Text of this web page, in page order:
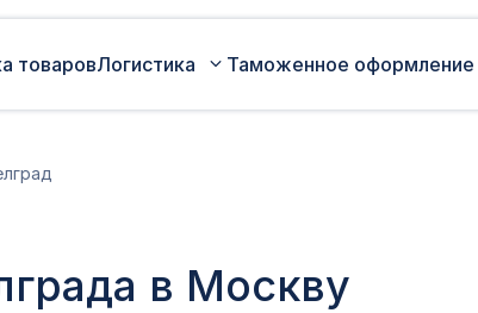
товаровЛогистика
Железнодорожные перевозки грузов
Таможенное оформление
товарав Москву